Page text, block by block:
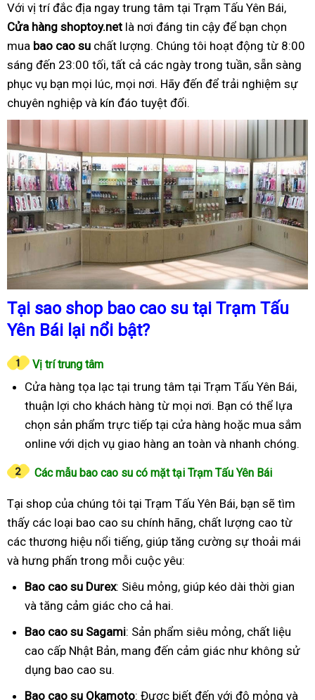
Với vị trí đắc địa ngay trung tâm tại Trạm Tấu Yên Bái,
Cửa hàng shoptoy.net là nơi đáng tin cậy để bạn chọn
mua bao cao su chất lượng. Chúng tôi hoạt động từ 8:00
sáng đến 23:00 tối, tất cả các ngày trong tuần, sẵn sàng
phục vụ bạn mọi lúc, mọi nơi. Hãy đến để trải nghiệm sự
chuyên nghiệp và kín đáo tuyệt đối.
Tại sao shop bao cao su tại Trạm Tấu
Yên Bái lại nổi bật?
Vị trí trung tâm
Cửa hàng tọa lạc tại trung tâm tại Trạm Tấu Yên Bái,
thuận lợi cho khách hàng từ mọi nơi. Bạn có thể lựa
chọn sản phẩm trực tiếp tại cửa hàng hoặc mua sắm
online với dịch vụ giao hàng an toàn và nhanh chóng.
Các mẫu bao cao su có mặt tại Trạm Tấu Yên Bái
Tại shop của chúng tôi tại Trạm Tấu Yên Bái, bạn sẽ tìm
thấy các loại bao cao su chính hãng, chất lượng cao từ
các thương hiệu nổi tiếng, giúp tăng cường sự thoải mái
và hưng phấn trong mỗi cuộc yêu:
Bao cao su Durex: Siêu mỏng, giúp kéo dài thời gian
và tăng cảm giác cho cả hai.
Bao cao su Sagami: Sản phẩm siêu mỏng, chất liệu
cao cấp Nhật Bản, mang đến cảm giác như không sử
dụng bao cao su.
Bao cao su Okamoto: Được biết đến với độ mỏng và